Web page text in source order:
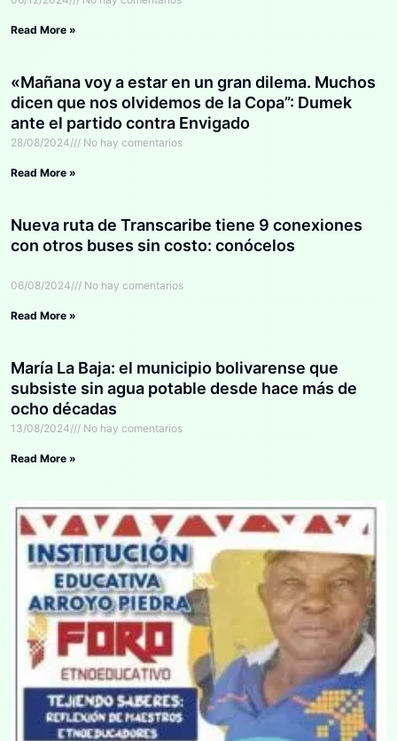
Read More »
«Mañana voy a estar en un gran dilema. Muchos
dicen que nos olvidemos de la Copa”: Dumek
ante el partido contra Envigado
28/08/2024 No hay comentarios
Read More »
Nueva ruta de Transcaribe tiene 9 conexiones
con otros buses sin costo: conócelos
06/08/2024 No hay comentarios
Read More »
María La Baja: el municipio bolivarense que
subsiste sin agua potable desde hace más de
ocho décadas
13/08/2024 No hay comentarios
Read More »